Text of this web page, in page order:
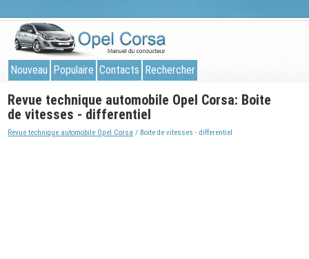
Nouveau Populaire Contacts Rechercher
Revue technique automobile Opel Corsa: Boite
de vitesses - differentiel
Revue technique automobile Opel Corsa / Boite de vitesses - differentiel